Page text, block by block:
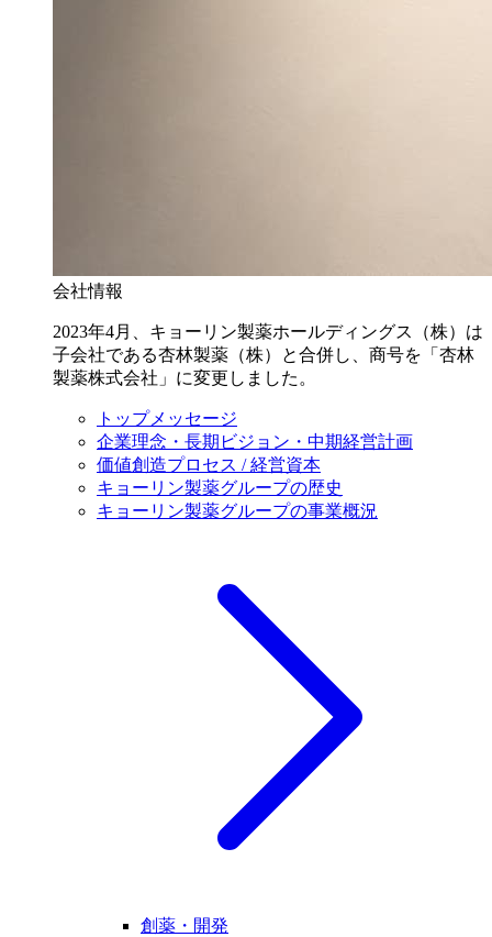
会社情報
2023年4月、キョーリン製薬ホールディングス（株）は
子会社である杏林製薬（株）と合併し、商号を「杏林
製薬株式会社」に変更しました。
トップメッセージ
企業理念・長期ビジョン・中期経営計画
価値創造プロセス / 経営資本
キョーリン製薬グループの歴史
キョーリン製薬グループの事業概況
創薬・開発